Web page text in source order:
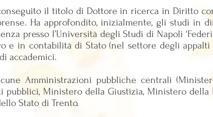
il titolo di Dottore in ricerca in Diritto
Ha approfondito, inizialmente, gli studi in
presso l’Università degli Studi di Napoli
e in contabilità di Stato (nel settore degli appalti
accademici.
Amministrazioni pubbliche centrali
Ministero della Giustizia, Ministero
Stato di Trento.